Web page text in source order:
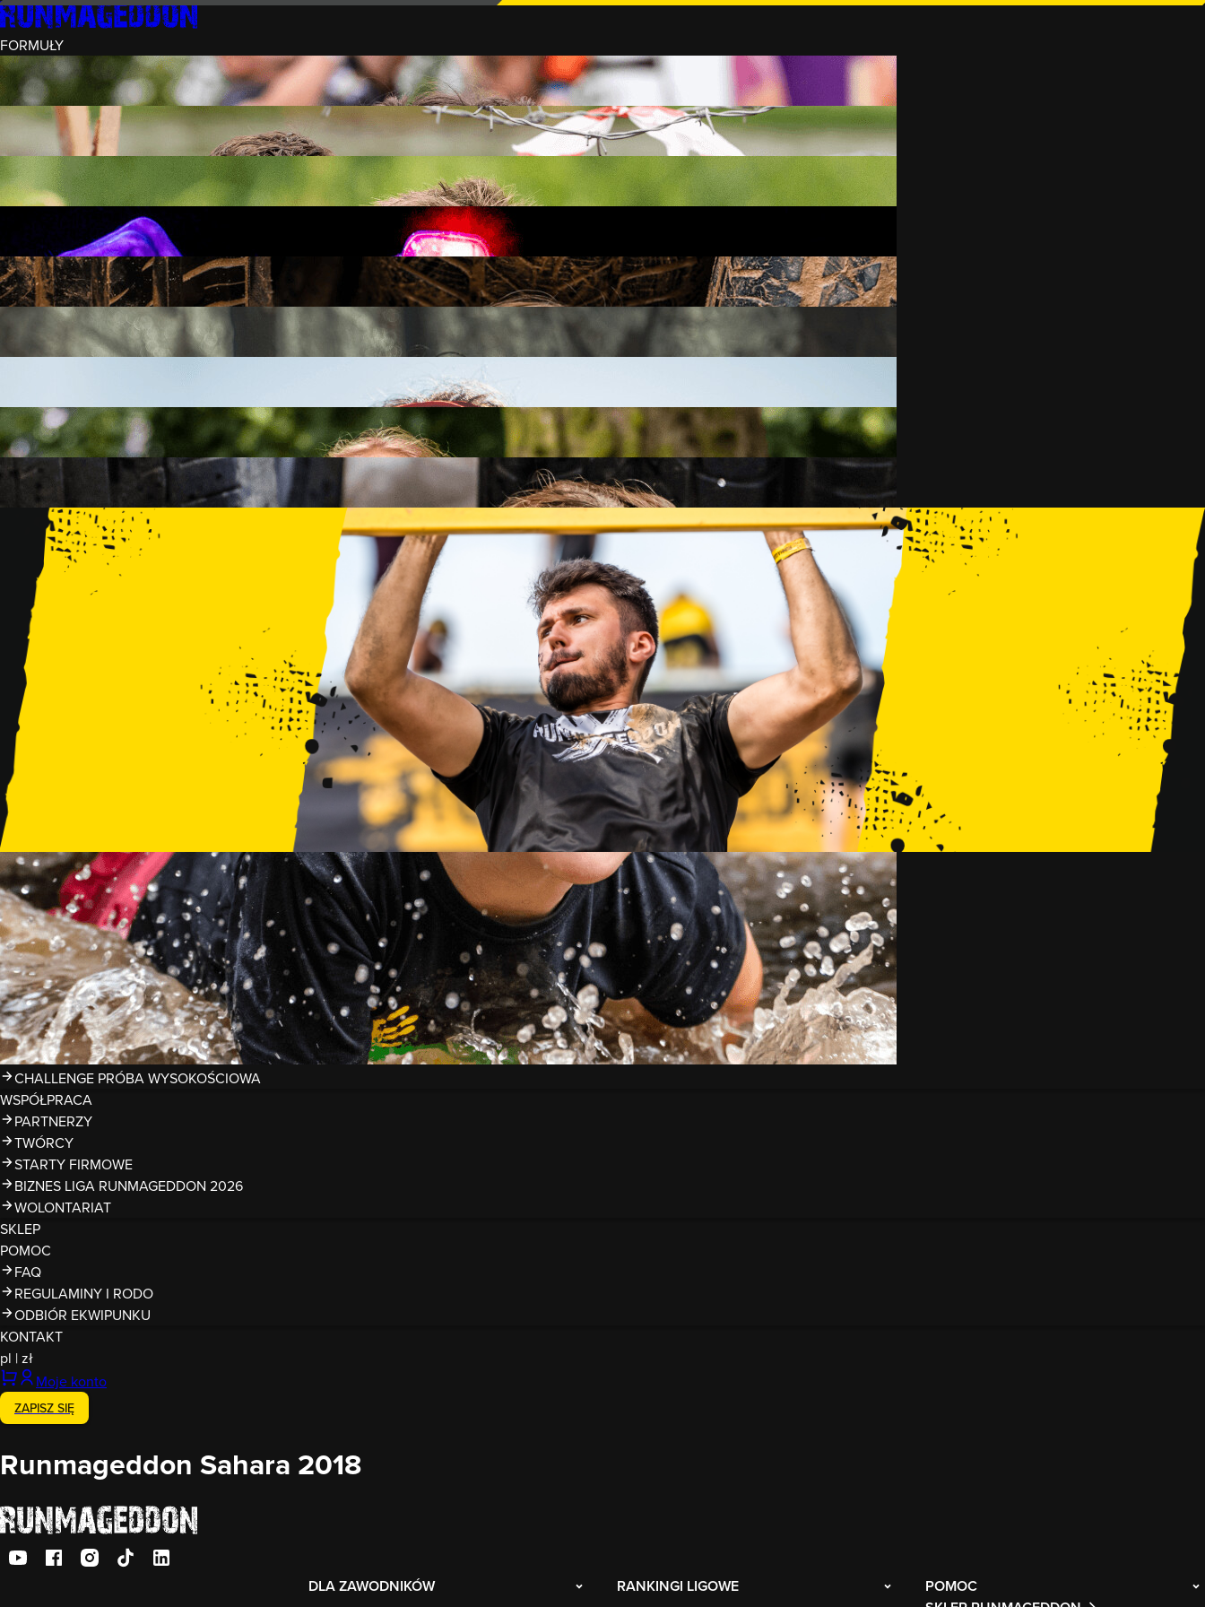
FORMUŁY
INTRO (¼)
15 PRZESZKÓD
3 KM+
REKRUT (½)
30 PRZESZKÓD
RUNMAGEDDON
50 PRZESZKÓD
12 KM+
NOCNY REKRUT (½)
30 PRZESZKÓD
6 KM+
INTRO U-16
15 PRZESZKÓD
3 KM+
RUNMAGEDDON HARDCORE
70 PRZESZKÓD
21 KM+
FAMILY
15 PRZESZKÓD
2 KM+
KIDS
15 PRZESZKÓD
1 KM+
TRENINGI
WYDARZENIA
RUNMAGEDDON LUBLIN ZALEW ZEMBORZYCKI 22/23.08.2026
RUNMAGEDDON ERGO ARENA GDAŃSK/SOPOT 12/13.09.2026
RUNMAGEDDON KIDS: DEMO WARSZAWA 24/26.09.2026
RUNMAGEDDON WROCŁAW KOPALNIA ROLANTOWICE 26/27.09.2026
RUNMAGEDDON WARSZAWA TWIERDZA MODLIN 10/11.10.2026
RUNMAGEDDON JURAPARK BAŁTÓW 24/25.10.2026
RUNMAGEDDON HALLOWEEN WARSZAWA 31.10.2026
TRENINGI
VOUCHERY
DLA ZAWODNIKÓW
ZDJĘCIA
KALENDARZ 2026
WYNIKI
LIGA RUNMAGEDDON 2026
SUPERLIGA RUNMAGEDDON 2026
SUPERLIGA RMG KIDS 2026
KWALIFIKACJE DO MISTRZOSTW EUROPY I ŚWIATA OCR
TROFEA
LEGENDY RUNMAGEDDON
MAGAZYN
CHALLENGE PRÓBA WYSOKOŚCIOWA
WSPÓŁPRACA
PARTNERZY
TWÓRCY
STARTY FIRMOWE
BIZNES LIGA RUNMAGEDDON 2026
WOLONTARIAT
SKLEP
POMOC
FAQ
REGULAMINY I RODO
ODBIÓR EKWIPUNKU
KONTAKT
pl |zł
Moje konto
ZAPISZ SIĘ
Runmageddon Sahara 2018
DLA ZAWODNIKÓW RANKINGI LIGOWE
POMOC